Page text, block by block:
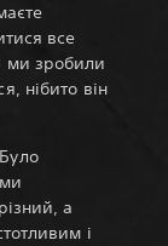
все
ми зробили
нібито він
а
і